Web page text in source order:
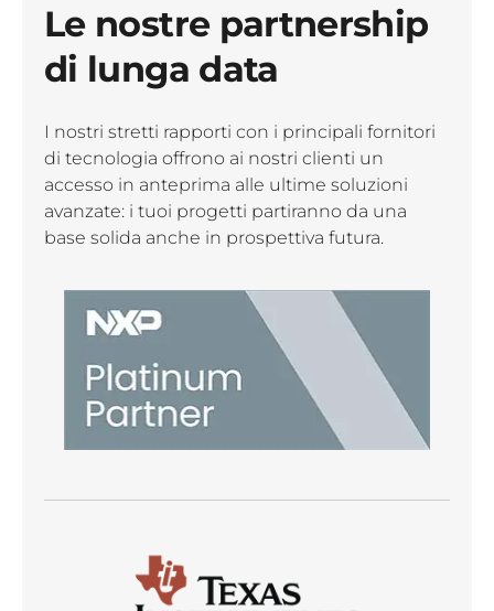
Le nostre partnership
di lunga data
I nostri stretti rapporti con i principali fornitori
di tecnologia offrono ai nostri clienti un
accesso in anteprima alle ultime soluzioni
avanzate: i tuoi progetti partiranno da una
base solida anche in prospettiva futura.